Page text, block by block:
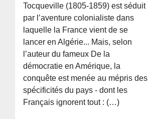
Tocqueville (1805-1859) est séduit
par l’aventure colonialiste dans
laquelle la France vient de se
lancer en Algérie... Mais, selon
l’auteur du fameux De la
démocratie en Amérique, la
conquête est menée au mépris des
spécificités du pays - dont les
Français ignorent tout : (…)